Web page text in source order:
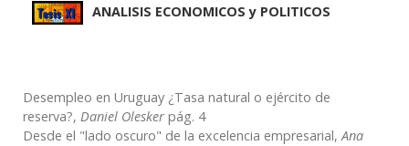
ANALISIS ECONOMICOS y POLITICOS
Desempleo en Uruguay ¿Tasa natural o ejército de
reserva?, Daniel Olesker pág. 4
Desde el "lado oscuro" de la excelencia empresarial, Ana